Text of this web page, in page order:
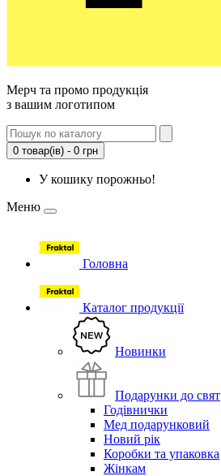
Мерч та промо продукція
з вашим логотипом
0 товар(ів) - 0 грн
У кошику порожньо!
Меню
Головна
Каталог продукції
Новинки
Подарунки до свят
Годівнички
Мед подарунковий
Новий рік
Коробки та упаковка
Жінкам